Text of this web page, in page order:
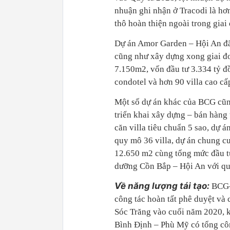
nhuận ghi nhận ở Tracodi là
thô hoàn thiện ngoài trong giai
Dự án Amor Garden – Hội An
cũng như xây dựng xong giai
7.150m2, vốn đầu tư 3.334 tỷ
condotel và hơn 90 villa cao
Một số dự án khác của BCG
triển khai xây dựng – bán
căn villa tiêu chuẩn 5 sao, dự
quy mô 36 villa, dự án chung
12.650 m2 cùng tổng mức đầu
dưỡng Cồn Bắp – Hội An với
Về năng lượng tái tạo:
công tác hoàn tất phê duyệt
Sóc Trăng vào cuối năm
Bình Định – Phù Mỹ có tổng